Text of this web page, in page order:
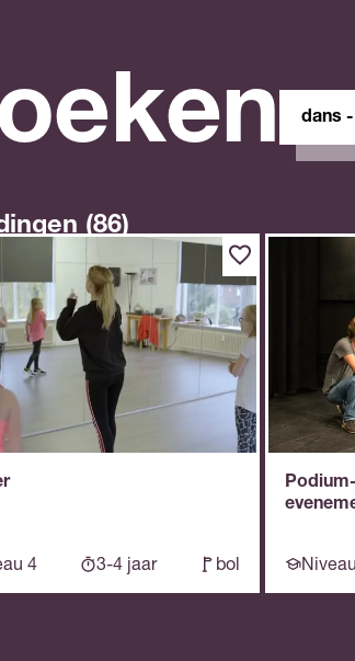
site
(86)
4 3-4 jaar bol